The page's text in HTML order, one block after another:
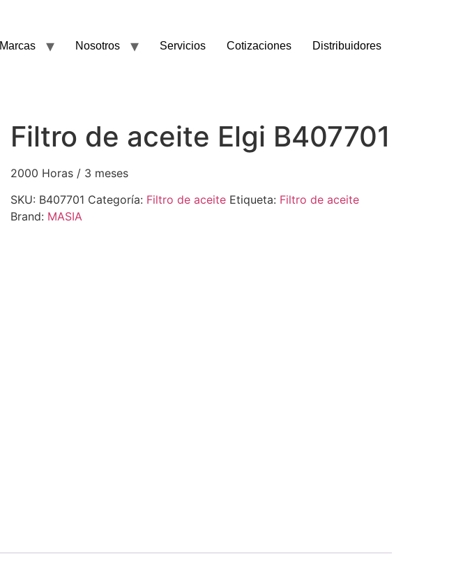
Marcas Nosotros Servicios Cotizaciones Distribuidores
Filtro de aceite Elgi B407701
2000 Horas / 3 meses
SKU: B407701 Categoría: Filtro de aceite Etiqueta: Filtro de aceite
Brand: MASIA